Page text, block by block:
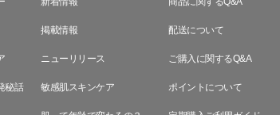
秘話
掲載情報
ニューリリース
敏感肌スキンケア
配送について
ご購入に関するQ&A
ポイントについて